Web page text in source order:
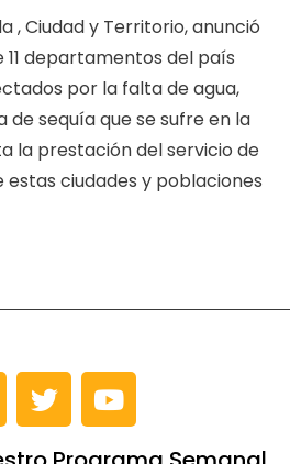
, Ciudad y Territorio, anunció
11 departamentos del país
por la falta de agua,
sequía que se sufre en la
la prestación del servicio de
estas ciudades y poblaciones